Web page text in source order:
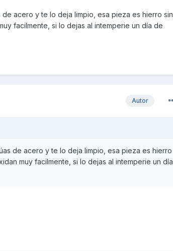
acero y te lo deja limpio, esa pieza es hierro sin
facilmente, si lo dejas al intemperie un día de
Autor
de acero y te lo deja limpio, esa pieza es hierro
muy facilmente, si lo dejas al intemperie un día